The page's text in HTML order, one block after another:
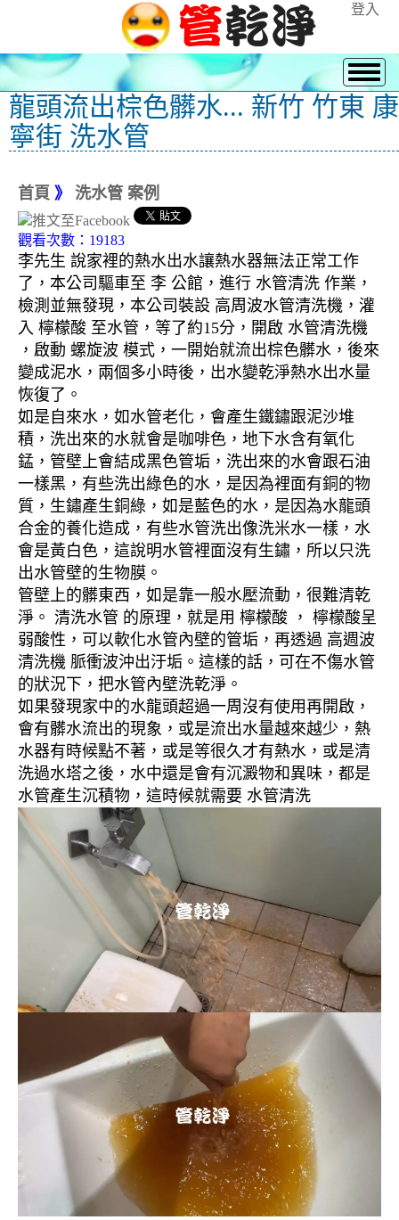
登入
龍頭流出棕色髒水... 新竹 竹東 康
寧街 洗水管
首頁 》 洗水管 案例
觀看次數：19183
李先生 說家裡的熱水出水讓熱水器無法正常工作
了，本公司驅車至 李 公館，進行 水管清洗 作業，
檢測並無發現，本公司裝設 高周波水管清洗機，灌
入 檸檬酸 至水管，等了約15分，開啟 水管清洗機
，啟動 螺旋波 模式，一開始就流出棕色髒水，後來
變成泥水，兩個多小時後，出水變乾淨熱水出水量
恢復了。
如是自來水，如水管老化，會產生鐵鏽跟泥沙堆
積，洗出來的水就會是咖啡色，地下水含有氧化
錳，管壁上會結成黑色管垢，洗出來的水會跟石油
一樣黑，有些洗出綠色的水，是因為裡面有銅的物
質，生鏽產生銅綠，如是藍色的水，是因為水龍頭
合金的養化造成，有些水管洗出像洗米水一樣，水
會是黃白色，這說明水管裡面沒有生鏽，所以只洗
出水管壁的生物膜。
管壁上的髒東西，如是靠一般水壓流動，很難清乾
淨。 清洗水管 的原理，就是用 檸檬酸 ， 檸檬酸呈
弱酸性，可以軟化水管內壁的管垢，再透過 高週波
清洗機 脈衝波沖出汙垢。這樣的話，可在不傷水管
的狀況下，把水管內壁洗乾淨。
如果發現家中的水龍頭超過一周沒有使用再開啟，
會有髒水流出的現象，或是流出水量越來越少，熱
水器有時候點不著，或是等很久才有熱水，或是清
洗過水塔之後，水中還是會有沉澱物和異味，都是
水管產生沉積物，這時候就需要 水管清洗